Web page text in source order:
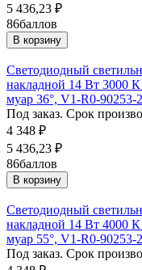
5 436,23 ₽
86баллов
В корзину
Светодиодный
накладной 14 Вт 3000
муар 36°, V1-R0-90253-
Под заказ. Срок
4 348 ₽
5 436,23 ₽
86баллов
В корзину
Светодиодный
накладной 14 Вт 4000
муар 55°, V1-R0-90253-
Под заказ. Срок